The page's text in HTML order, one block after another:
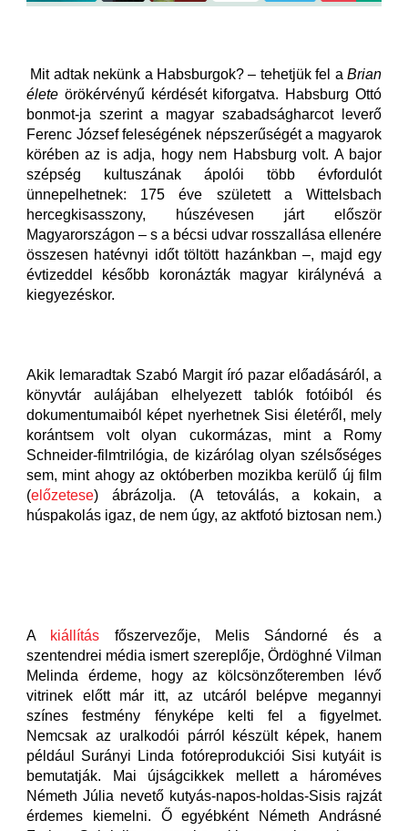
Mit adtak nekünk a Habsburgok? – tehetjük fel a Brian
élete örökérvényű kérdését kiforgatva. Habsburg Ottó
bonmot-ja szerint a magyar szabadságharcot leverő
Ferenc József feleségének népszerűségét a magyarok
körében az is adja, hogy nem Habsburg volt. A bajor
szépség kultuszának ápolói több évfordulót
ünnepelhetnek: 175 éve született a Wittelsbach
hercegkisasszony, húszévesen járt először
Magyarországon – s a bécsi udvar rosszallása ellenére
összesen hatévnyi időt töltött hazánkban –, majd egy
évtizeddel később koronázták magyar királynévá a
kiegyezéskor.
Akik lemaradtak Szabó Margit író pazar előadásáról, a
könyvtár aulájában elhelyezett tablók fotóiból és
dokumentumaiból képet nyerhetnek Sisi életéről, mely
korántsem volt olyan cukormázas, mint a Romy
Schneider-filmtrilógia, de kizárólag olyan szélsőséges
sem, mint ahogy az októberben mozikba kerülő új film
(előzetese) ábrázolja. (A tetoválás, a kokain, a
húspakolás igaz, de nem úgy, az aktfotó biztosan nem.)
A kiállítás főszervezője, Melis Sándorné és a
szentendrei média ismert szereplője, Ördöghné Vilman
Melinda érdeme, hogy az kölcsönzőteremben lévő
vitrinek előtt már itt, az utcáról belépve megannyi
színes festmény fényképe kelti fel a figyelmet.
Nemcsak az uralkodói párról készült képek, hanem
például Surányi Linda fotóreprodukciói Sisi kutyáit is
bemutatják. Mai újságcikkek mellett a hároméves
Németh Júlia nevető kutyás-napos-holdas-Sisis rajzát
érdemes kiemelni. Ő egyébként Németh Andrásné